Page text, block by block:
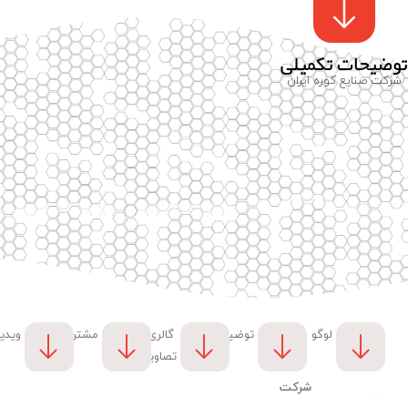
توضیحات تکمیلی
شرکت صنایع کوره ایران
لوگو توضیحات
شرکت
گالری
تصاویر
مشتریان